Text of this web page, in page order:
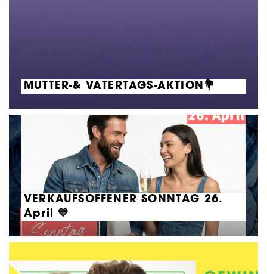
MUTTER-& VATERTAGS-AKTION💐
VERKAUFSOFFENER SONNTAG 26.
April 💙